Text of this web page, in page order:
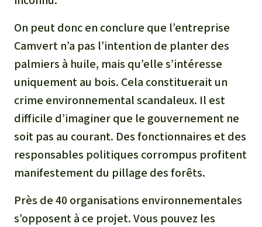
On peut donc en conclure que l’entreprise
Camvert n’a pas l’intention de planter des
palmiers à huile, mais qu’elle s’intéresse
uniquement au bois. Cela constituerait un
crime environnemental scandaleux. Il est
difficile d’imaginer que le gouvernement ne
soit pas au courant. Des fonctionnaires et des
responsables politiques corrompus profitent
manifestement du pillage des forêts.
Près de 40 organisations environnementales
s’opposent à ce projet. Vous pouvez les